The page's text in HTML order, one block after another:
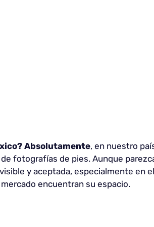
Absolutamente, en nuestro
fotografías de pies. Aunque
y aceptada, especialmente en
encuentran su espacio.